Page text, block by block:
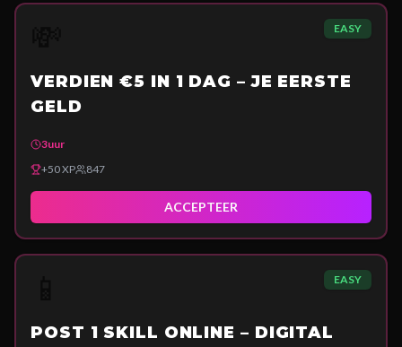
EASY
VERDIEN €5 IN 1 DAG – JE EERSTE
GELD
3uur
+50XP 847
ACCEPTEER
EASY
POST 1 SKILL ONLINE – DIGITAL